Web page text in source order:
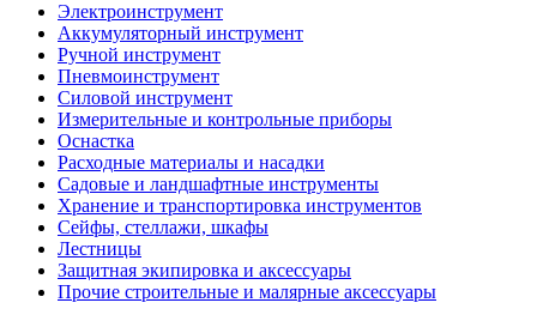
Электроинструмент
Аккумуляторный инструмент
Ручной инструмент
Пневмоинструмент
Силовой инструмент
Измерительные и контрольные приборы
Оснастка
Расходные материалы и насадки
Садовые и ландшафтные инструменты
Хранение и транспортировка инструментов
Сейфы, стеллажи, шкафы
Лестницы
Защитная экипировка и аксессуары
Прочие строительные и малярные аксессуары